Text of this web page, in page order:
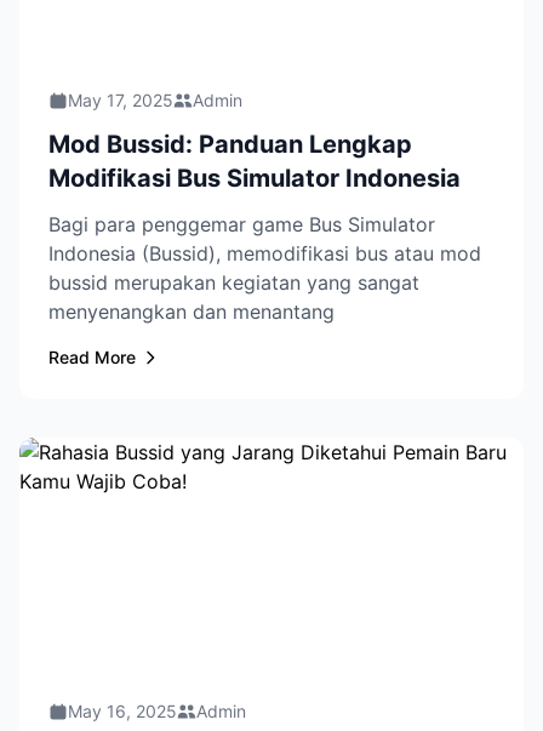
May 17, 2025 Admin
Mod Bussid: Panduan Lengkap
Modifikasi Bus Simulator Indonesia
Bagi para penggemar game Bus Simulator
Indonesia (Bussid), memodifikasi bus atau mod
bussid merupakan kegiatan yang sangat
menyenangkan dan menantang
Read More
May 16, 2025 Admin